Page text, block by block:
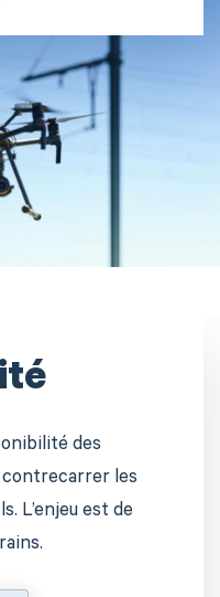
des
les
L’enjeu est de